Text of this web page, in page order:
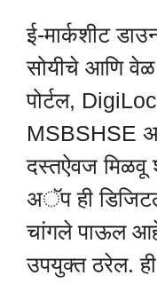
ई-मार्कशीट
सोयीचे आणि
पोर्टल,
MSBSHSE
दस्तऐवज
अॅप ही
चांगले पाऊल
उपयुक्त ठरेल. ही